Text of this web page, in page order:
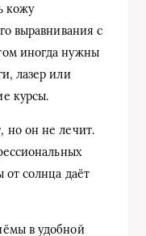
кожу
выравнивания с
иногда нужны
лазер или
курсы.
он не лечит.
солнца даёт
в удобной